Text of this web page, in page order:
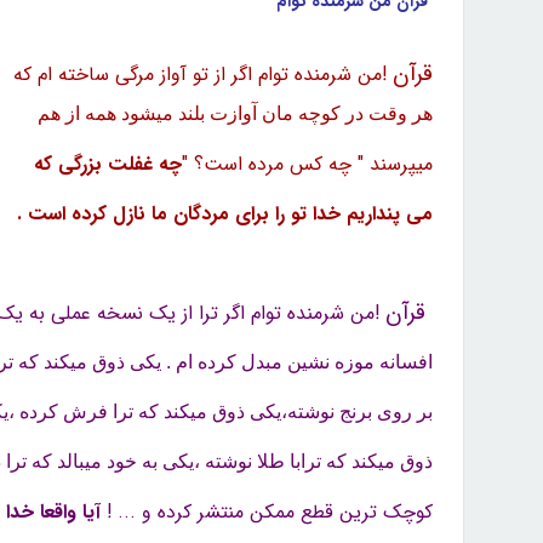
قرآن !من شرمنده توام اگر از تو آواز مرگی ساخته ام که
هر وقت در کوچه مان آوازت بلند میشود همه از هم
میپرسند " چه کس مرده است؟ "چه غفلت بزرگی که
می پنداریم خدا تو را برای مردگان ما نازل کرده است .
قرآن !من شرمنده توام اگر ترا از یک نسخه عملی به
افسانه موزه نشین مبدل کرده ام . یکی ذوق میکند که ترا
بر روی برنج نوشته،‌یکی ذوق میکند که ترا فرش کرده
ذوق میکند که ترابا طلا نوشته ،‌یکی به خود میبالد که ترا
کوچک ترین قطع ممکن منتشر کرده و ... !آیا واقعا خدا